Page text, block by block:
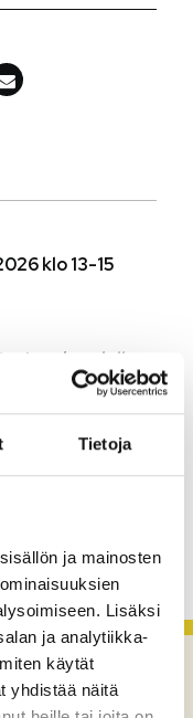
Tietoja
ja mainosten
Lisäksi
ja analytiikka-
käytät
yhdistää näitä
klo 13-15
kaudelle